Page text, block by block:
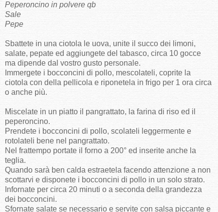
Peperoncino in polvere qb
Sale
Pepe
Sbattete in una ciotola le uova, unite il succo dei limoni,
salate, pepate ed aggiungete del tabasco, circa 10 gocce
ma dipende dal vostro gusto personale.
Immergete i bocconcini di pollo, mescolateli, coprite la
ciotola con della pellicola e riponetela in frigo per 1 ora circa
o anche più.
Miscelate in un piatto il pangrattato, la farina di riso ed il
peperoncino.
Prendete i bocconcini di pollo, scolateli leggermente e
rotolateli bene nel pangrattato.
Nel frattempo portate il forno a 200° ed inserite anche la
teglia.
Quando sarà ben calda estraetela facendo attenzione a non
scottarvi e disponete i bocconcini di pollo in un solo strato.
Infornate per circa 20 minuti o a seconda della grandezza
dei bocconcini.
Sfornate salate se necessario e servite con salsa piccante e